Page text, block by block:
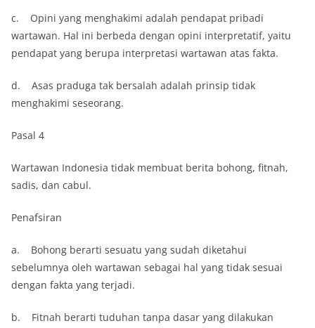
c. Opini yang menghakimi adalah pendapat pribadi
wartawan. Hal ini berbeda dengan opini interpretatif, yaitu
pendapat yang berupa interpretasi wartawan atas fakta.
d. Asas praduga tak bersalah adalah prinsip tidak
menghakimi seseorang.
Pasal 4
Wartawan Indonesia tidak membuat berita bohong, fitnah,
sadis, dan cabul.
Penafsiran
a. Bohong berarti sesuatu yang sudah diketahui
sebelumnya oleh wartawan sebagai hal yang tidak sesuai
dengan fakta yang terjadi.
b. Fitnah berarti tuduhan tanpa dasar yang dilakukan